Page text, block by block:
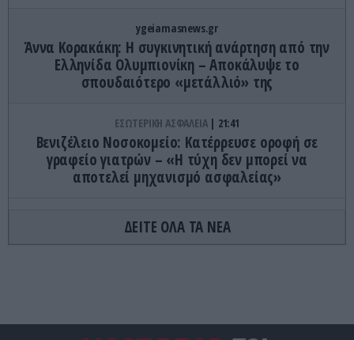
ygeiamasnews.gr
Άννα Κορακάκη: Η συγκινητική ανάρτηση από την
Ελληνίδα Ολυμπιονίκη – Αποκάλυψε το
σπουδαιότερο «μετάλλιό» της
ΕΣΩΤΕΡΙΚΗ ΑΣΦΑΛΕΙΑ 21:41
Βενιζέλειο Νοσοκομείο: Κατέρρευσε οροφή σε
γραφείο γιατρών – «Η τύχη δεν μπορεί να
αποτελεί μηχανισμό ασφαλείας»
CELEBRITIES 21:36
Σακίρα για τα 7,4 Ρίχτερ στην Κολομβία: «Η
ΔΕΙΤΕ ΟΛΑ ΤΑ ΝΕΑ